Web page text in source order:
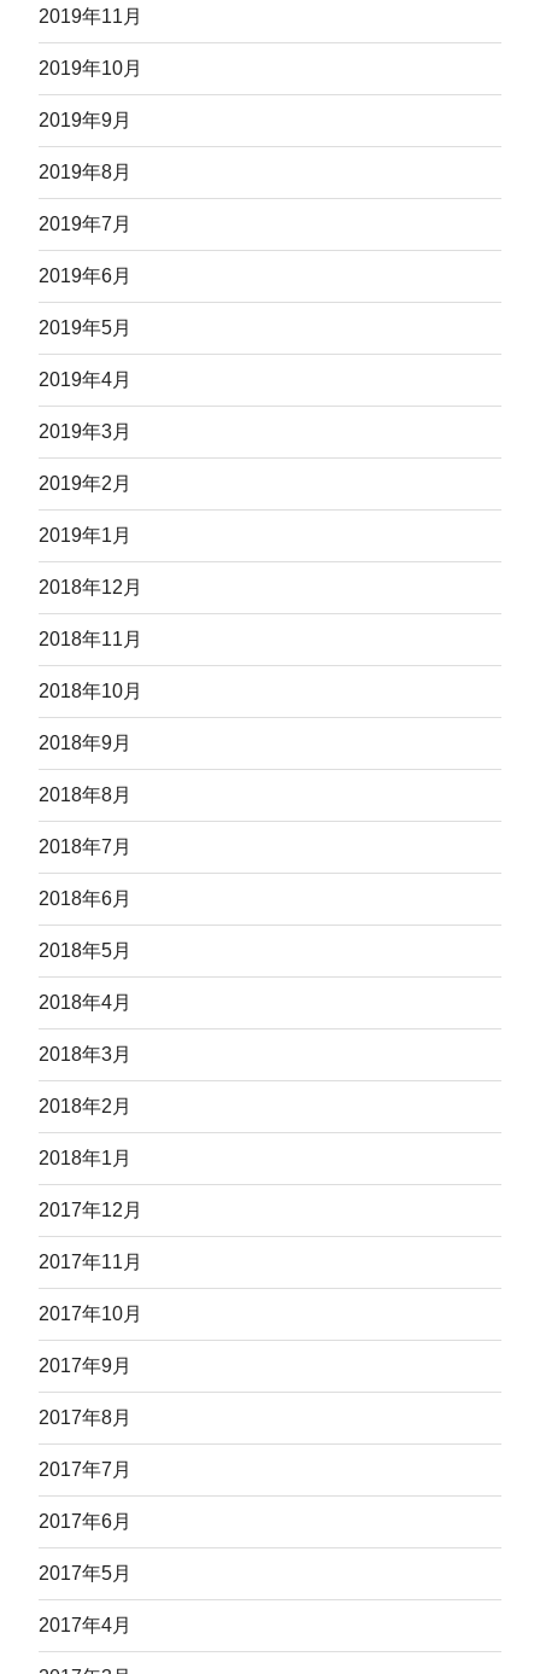
2019年11月
2019年10月
2019年9月
2019年8月
2019年7月
2019年6月
2019年5月
2019年4月
2019年3月
2019年2月
2019年1月
2018年12月
2018年11月
2018年10月
2018年9月
2018年8月
2018年7月
2018年6月
2018年5月
2018年4月
2018年3月
2018年2月
2018年1月
2017年12月
2017年11月
2017年10月
2017年9月
2017年8月
2017年7月
2017年6月
2017年5月
2017年4月